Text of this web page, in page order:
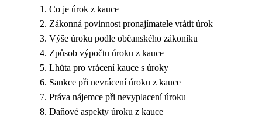
Co je úrok z kauce
Zákonná povinnost pronajímatele vrátit úrok
Výše úroku podle občanského zákoníku
Způsob výpočtu úroku z kauce
Lhůta pro vrácení kauce s úroky
Sankce při nevrácení úroku z kauce
Práva nájemce při nevyplacení úroku
Daňové aspekty úroku z kauce